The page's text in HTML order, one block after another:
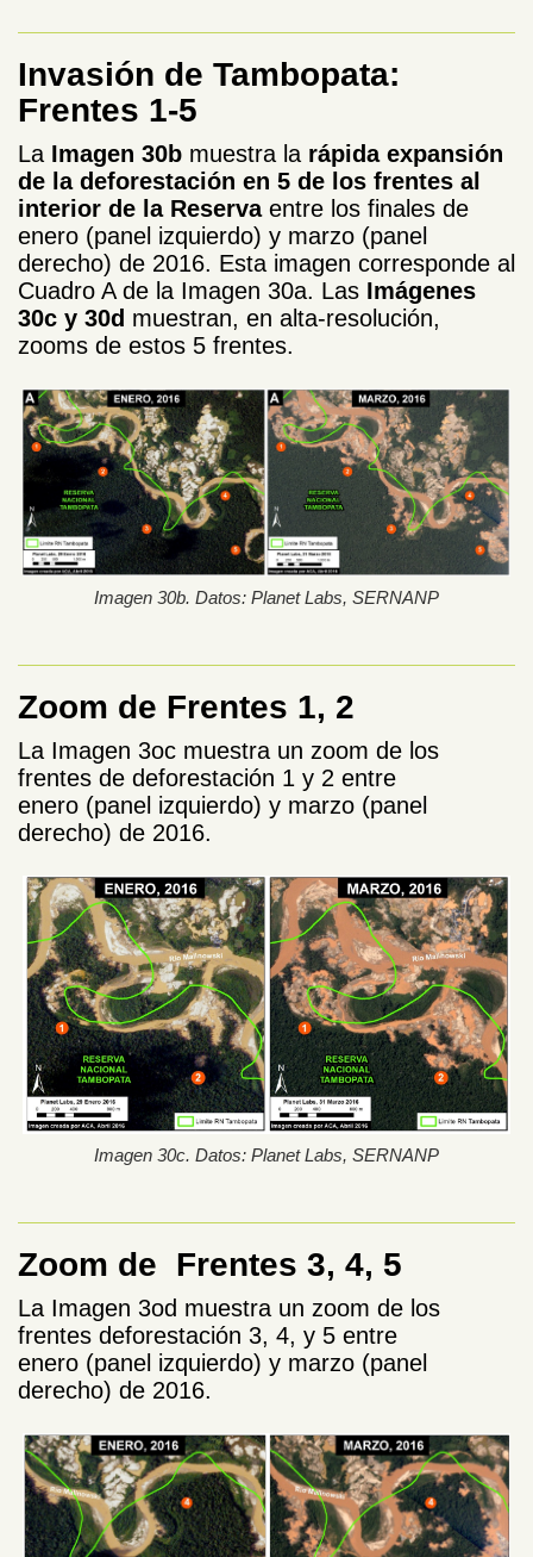
Invasión de Tambopata:
Frentes 1-5
La Imagen 30b muestra la rápida expansión
de la deforestación en 5 de los frentes al
interior de la Reservaentre los finales de
enero (panel izquierdo) y marzo (panel
derecho) de 2016. Esta imagen corresponde al
Cuadro A de la Imagen 30a. Las Imágenes
30c y 30d muestran, en alta-resolución,
zooms de estos 5 frentes.
Imagen 30b. Datos: Planet Labs, SERNANP
Zoom de Frentes 1, 2
La Imagen 3oc muestra un zoom de los
frentes de deforestación 1 y 2 entre
enero (panel izquierdo) y marzo (panel
derecho) de 2016.
Imagen 30c. Datos: Planet Labs, SERNANP
Zoom de Frentes 3, 4, 5
La Imagen 3od muestra un zoom de los
frentes deforestación 3, 4, y 5 entre
enero (panel izquierdo) y marzo (panel
derecho) de 2016.